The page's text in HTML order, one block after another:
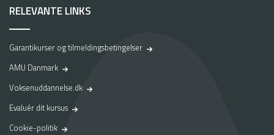
RELEVANTE LINKS
Garantikurser og tilmeldingsbetingelser
AMU Danmark
Voksenuddannelse.dk
Evaluér dit kursus
Cookie-politik